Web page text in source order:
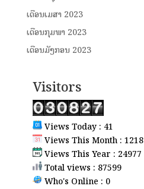
ເດືອນເມສາ 2023
ເດືອນກຸມພາ 2023
ເດືອນມັງກອນ 2023
Visitors
Views Today : 41
Views This Month : 1218
Views This Year : 24977
Total views : 87599
Who's Online : 0